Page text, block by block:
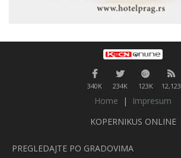
340K 234K 123K 12,123
Home |
Impresum
KOPERNIKUS ONLINE
PREGLEDAJTE PO GRADOVIMA